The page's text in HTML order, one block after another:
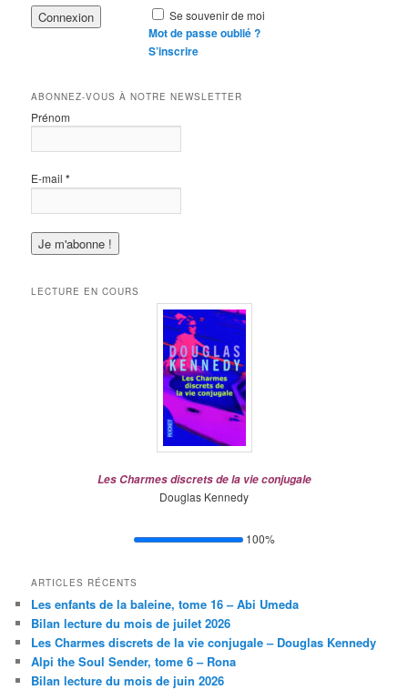
Se souvenir de moi
Mot de passe oublié ?
S’inscrire
ABONNEZ-VOUS À NOTRE NEWSLETTER
Prénom
E-mail*
LECTURE EN COURS
Les Charmes discrets de la vie conjugale
Douglas Kennedy
100%
ARTICLES RÉCENTS
Les enfants de la baleine, tome 16 – Abi Umeda
Bilan lecture du mois de juilet 2026
Les Charmes discrets de la vie conjugale – Douglas Kennedy
Alpi the Soul Sender, tome 6 – Rona
Bilan lecture du mois de juin 2026